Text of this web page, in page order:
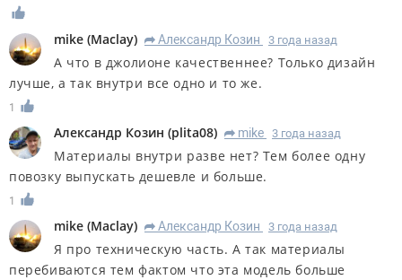
mike (Maclay) R Александр Козин 3 года назад
А что в джолионе качественнее? Только дизайн
лучше, а так внутри все одно и то же.
1
Александр Козин (plita08) R mike 3 года назад
Материалы внутри разве нет? Тем более одну
повозку выпускать дешевле и больше.
1
mike (Maclay) R Александр Козин 3 года назад
Я про техническую часть. А так материалы
перебиваются тем фактом что эта модель больше